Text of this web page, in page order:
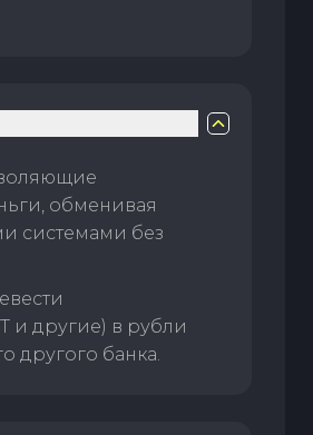
обменивая
системами без
и другие) в рубли
другого банка.